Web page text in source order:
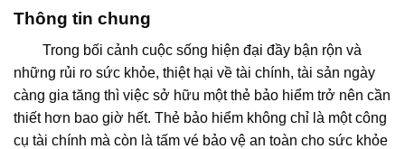
Thông tin chung
Trong bối cảnh cuộc sống hiện đại đầy bận rộn và
những rủi ro sức khỏe, thiệt hại về tài chính, tài sản ngày
càng gia tăng thì việc sở hữu một thẻ bảo hiểm trở nên cần
thiết hơn bao giờ hết. Thẻ bảo hiểm không chỉ là một công
cụ tài chính mà còn là tấm vé bảo vệ an toàn cho sức khỏe